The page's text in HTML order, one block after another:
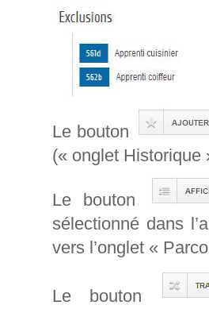
Le bouton
(« onglet Historique
Le bouton
sélectionné dans
vers l’onglet «
Le bouton